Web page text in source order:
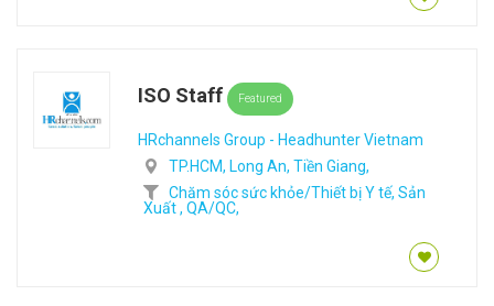
ISO Staff Featured
HRchannels Group - Headhunter Vietnam
TP.HCM, Long An, Tiền Giang,
Chăm sóc sức khỏe/Thiết bị Y tế, Sản
Xuất , QA/QC,